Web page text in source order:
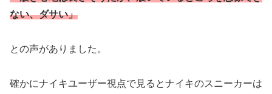
ない、ダサい」
との声がありました。
確かにナイキユーザー視点で見るとナイキのスニーカーは